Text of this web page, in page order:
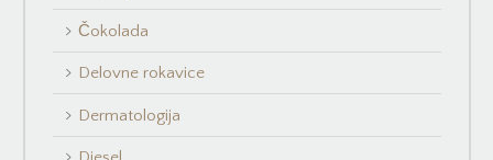
Čokolada
Delovne rokavice
Dermatologija